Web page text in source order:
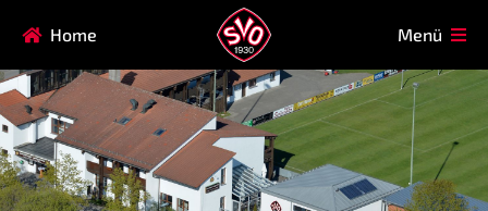
Home Menü
Navigation
überspringen
HAUPTVEREIN
MITGLIEDSCHAFT
FAQ
Navigation
überspringen
AIKIDO
EISSTOCK
FITNESSKURSE
FUSSBALL